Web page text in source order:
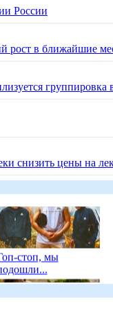
России
рост в ближайшие
группировка
снизить цены на
стоп, мы